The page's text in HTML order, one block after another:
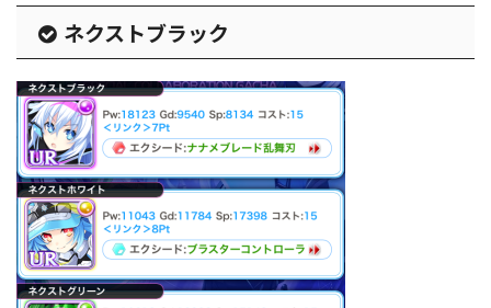
ネクストブラック